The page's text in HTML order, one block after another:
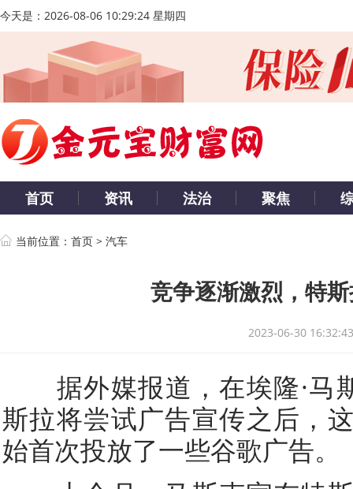
今天是： 2026-08-06 10:29:25 星期四
首页 资讯 法治 聚焦
当前位置： 首页 > 汽车
竞争逐渐激烈，特
2023-06-30 16:32:43
据外媒报道，在埃隆·马
斯拉将尝试广告宣传之后，
始首次投放了一些谷歌广告。